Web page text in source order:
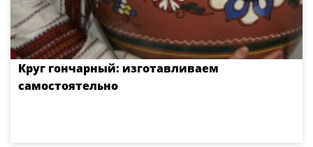
Круг гончарный: изготавливаем
самостоятельно